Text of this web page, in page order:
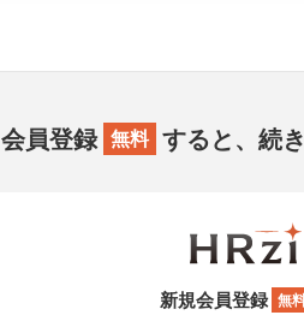
会員登録 無料 すると、続
新規会員登録 無